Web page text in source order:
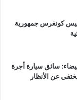
كونغرس جمهورية
سائق سيارة أجرة
عن الأنظار